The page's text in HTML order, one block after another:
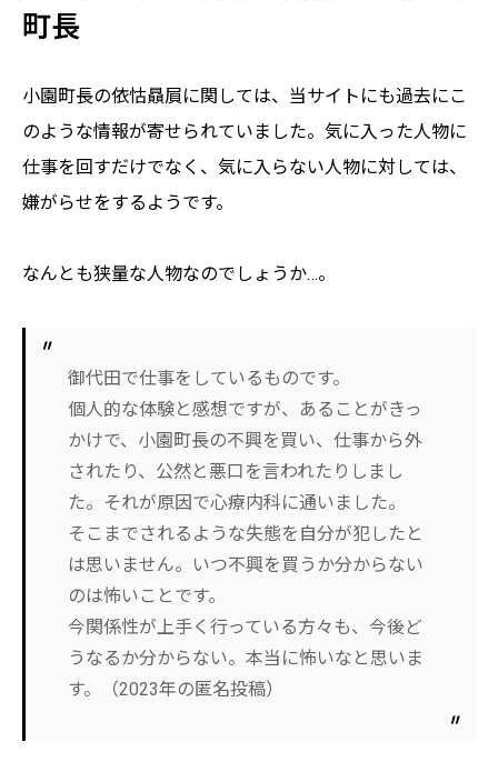
町長
小園町長の依怙贔屓に関しては、当サイトにも過去にこ
のような情報が寄せられていました。気に入った人物に
仕事を回すだけでなく、気に入らない人物に対しては、
嫌がらせをするようです。
なんとも狭量な人物なのでしょうか…。
御代田で仕事をしているものです。
個人的な体験と感想ですが、あることがきっ
かけで、小園町長の不興を買い、仕事から外
されたり、公然と悪口を言われたりしまし
た。それが原因で心療内科に通いました。
そこまでされるような失態を自分が犯したと
は思いません。いつ不興を買うか分からない
のは怖いことです。
今関係性が上手く行っている方々も、今後ど
うなるか分からない。本当に怖いなと思いま
す。（2023年の匿名投稿）